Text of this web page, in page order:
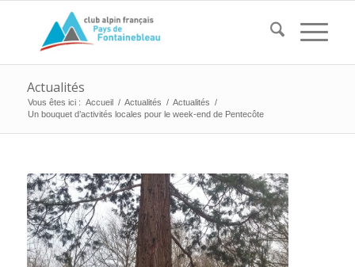
Actualités
Vous êtes ici : Accueil / Actualités / Actualités /
Un bouquet d’activités locales pour le week-end de Pentecôte